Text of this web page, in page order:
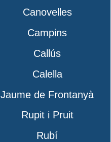
Canovelles
Campins
Callús
Calella
Jaume de Frontanyà
Rupit i Pruit
Rubí